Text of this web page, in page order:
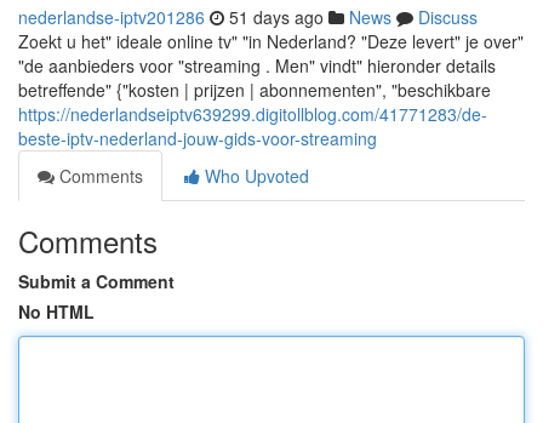
nederlandse-iptv201286 51 days ago News
Discuss
Zoekt u het" ideale online tv" "in Nederland? "Deze levert" je over"
"de aanbieders voor "streaming . Men" vindt" hieronder details
betreffende" {"kosten | prijzen | abonnementen", "beschikbare
https://nederlandseiptv639299.digitollblog.com/41771283/de-
beste-iptv-nederland-jouw-gids-voor-streaming
Comments
Who Upvoted
Comments
Submit a Comment
No HTML